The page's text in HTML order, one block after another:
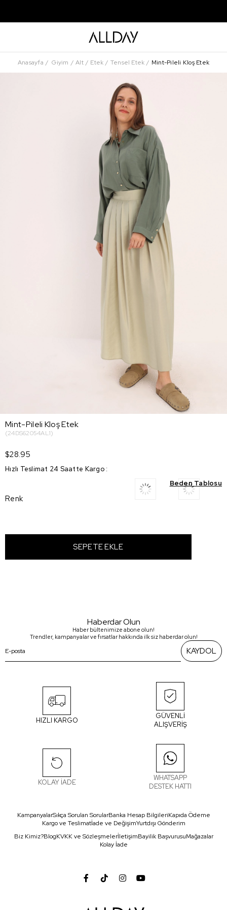
Anasayfa Giyim Alt Etek Tensel Etek Mint-Pileli Kloş Etek
Mint-Pileli Kloş Etek
(24DS62054AL1)
$28.95
Hızlı Teslimat 24 Saatte Kargo :
Beden Tablosu
Renk
Haberdar Olun
Haber bültenimize abone olun!
Trendler, kampanyalar ve fırsatlar hakkında ilk siz haberdar olun!
KAYDOL
HIZLI KARGO
GÜVENLİ
ALIŞVERİŞ
KOLAY İADE
WHATSAPP
DESTEK HATTI
KampanyalarSıkça Sorulan SorularBanka Hesap BilgileriKapıda Ödeme
Kargo ve Teslimatİade ve DeğişimYurtdışı Gönderim
Biz Kimiz?BlogKVKK ve SözleşmelerİletişimBayilik BaşvurusuMağazalar
Kolay İade